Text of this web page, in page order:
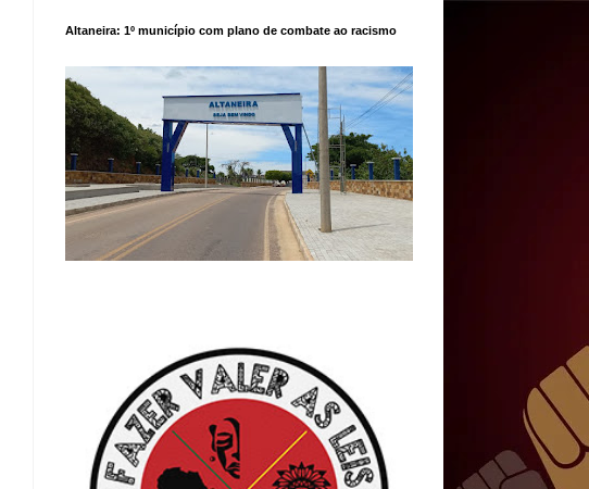
Altaneira: 1º município com plano de combate ao racismo